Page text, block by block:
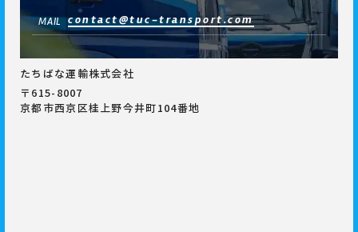
MAIL contact@tuc-transport.com
たちばな運輸株式会社
〒615-8007
京都市西京区桂上野今井町104番地